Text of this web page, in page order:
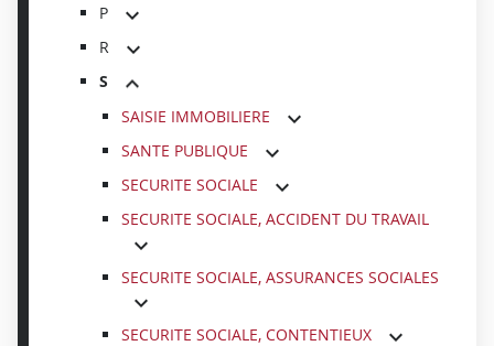
P
R
S
SAISIE IMMOBILIERE
SANTE PUBLIQUE
SECURITE SOCIALE
SECURITE SOCIALE, ACCIDENT DU TRAVAIL
SECURITE SOCIALE, ASSURANCES SOCIALES
SECURITE SOCIALE, CONTENTIEUX